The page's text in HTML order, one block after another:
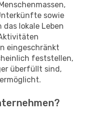
sowie
lokale Leben
eingeschränkt
feststellen,
überfüllt sind,